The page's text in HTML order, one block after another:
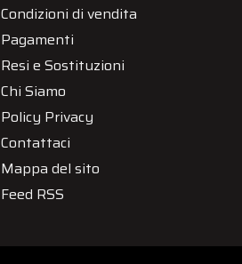
Condizioni di vendita
Pagamenti
Resi e Sostituzioni
Chi Siamo
Policy Privacy
Contattaci
Mappa del sito
Feed RSS